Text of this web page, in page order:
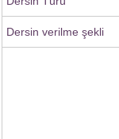
Dersin verilme şekli